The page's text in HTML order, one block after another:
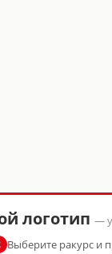
логотип —
Выберите ракурс и